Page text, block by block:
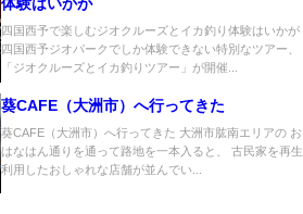
四国西予で楽しむジオクルーズとイカ釣り体験はいかが
四国西予ジオパークでしか体験できない特別なツアー、
「ジオクルーズとイカ釣りツアー」が開催...
葵CAFE（大洲市）へ行ってきた
葵CAFE（大洲市）へ行ってきた 大洲市肱南エリアの お
はなはん通りを通って路地を一本入ると、 古民家を再生
利用したおしゃれな店舗が並んでい...